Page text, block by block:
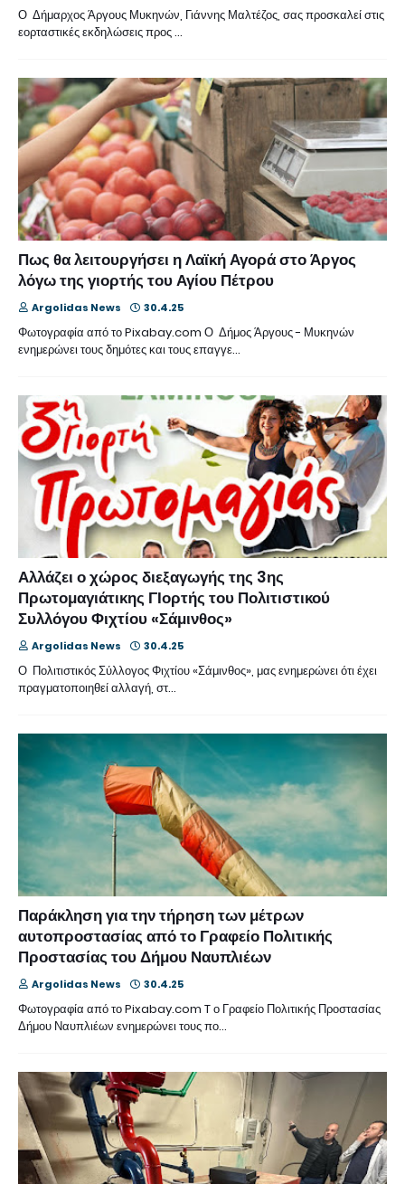
Ο Δήμαρχος Άργους Μυκηνών, Γιάννης Μαλτέζος, σας προσκαλεί στις
εορταστικές εκδηλώσεις προς …
Πως θα λειτουργήσει η Λαϊκή Αγορά στο Άργος
λόγω της γιορτής του Αγίου Πέτρου
Argolidas News 30.4.25
Φωτογραφία από το Pixabay.com Ο Δήμος Άργους - Μυκηνών
ενημερώνει τους δημότες και τους επαγγε…
Αλλάζει ο χώρος διεξαγωγής της 3ης
Πρωτομαγιάτικης ΓΙορτής του Πολιτιστικού
Συλλόγου Φιχτίου «Σάμινθος»
Argolidas News 30.4.25
Ο Πολιτιστικός Σύλλογος Φιχτίου «Σάμινθος», μας ενημερώνει ότι έχει
πραγματοποιηθεί αλλαγή, στ…
Παράκληση για την τήρηση των μέτρων
αυτοπροστασίας από το Γραφείο Πολιτικής
Προστασίας του Δήμου Ναυπλιέων
Argolidas News 30.4.25
Φωτογραφία από το Pixabay.com T ο Γραφείο Πολιτικής Προστασίας
Δήμου Ναυπλιέων ενημερώνει τους πο…